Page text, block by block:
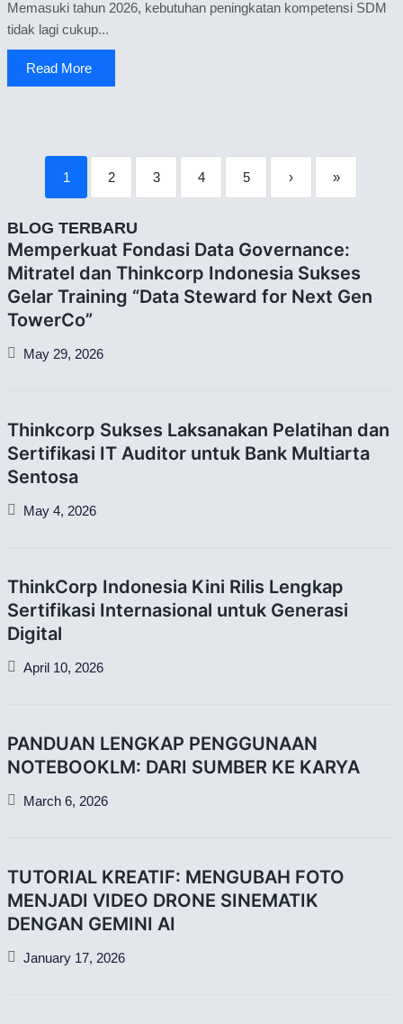
Memasuki tahun 2026, kebutuhan peningkatan kompetensi SDM
tidak lagi cukup...
Read More
1 2 3 4 5 › »
BLOG TERBARU
Memperkuat Fondasi Data Governance:
Mitratel dan Thinkcorp Indonesia Sukses
Gelar Training “Data Steward for Next Gen
TowerCo”
May 29, 2026
Thinkcorp Sukses Laksanakan Pelatihan dan
Sertifikasi IT Auditor untuk Bank Multiarta
Sentosa
May 4, 2026
ThinkCorp Indonesia Kini Rilis Lengkap
Sertifikasi Internasional untuk Generasi
Digital
April 10, 2026
PANDUAN LENGKAP PENGGUNAAN
NOTEBOOKLM: DARI SUMBER KE KARYA
March 6, 2026
TUTORIAL KREATIF: MENGUBAH FOTO
MENJADI VIDEO DRONE SINEMATIK
DENGAN GEMINI AI
January 17, 2026